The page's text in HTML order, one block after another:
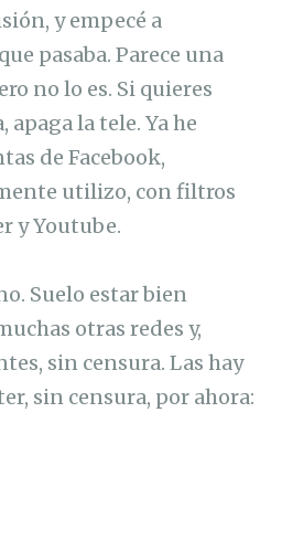
y empecé a
pasaba. Parece una
no lo es. Si quieres
apaga la tele. Ya he
de Facebook,
utilizo, con filtros
y Youtube.
Suelo estar bien
otras redes y,
sin censura. Las hay
sin censura, por ahora: